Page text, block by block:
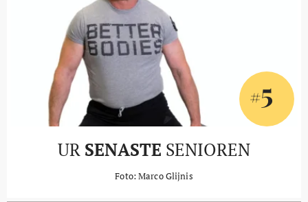
#5
UR SENASTE SENIOREN
Foto: Marco Glijnis